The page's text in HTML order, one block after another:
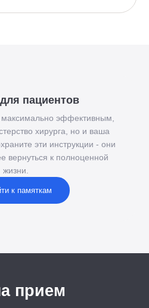
пациентов
эффективным,
хирурга, но и ваша
эти инструкции - они
вернуться к полноценной
жизни.
к памяткам
прием